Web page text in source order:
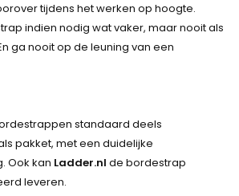
tijdens het werken op hoogte.
indien nodig wat vaker, maar nooit als
ga nooit op de leuning van een
standaard deels
pakket, met een duidelijke
Ook kan Ladder.nl de bordestrap
leveren.